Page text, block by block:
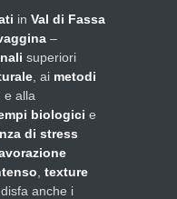
in Val di Fassa
–
superiori
, ai metodi
e alla
biologici e
di stress
texture
anche i